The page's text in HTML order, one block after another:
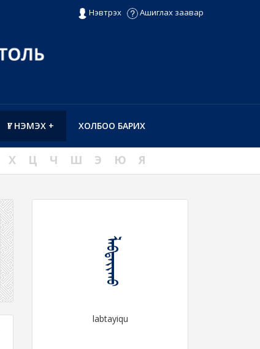
Нэвтрэх Ашиглах заавар
ХОЛБОО БАРИХ
ҮГ НЭМЭХ +
Х Ц Ч Ш Э Ю Я
ᠯᠠᠪᠲᠠᠶᠢᠬᠤ
labtayiqu